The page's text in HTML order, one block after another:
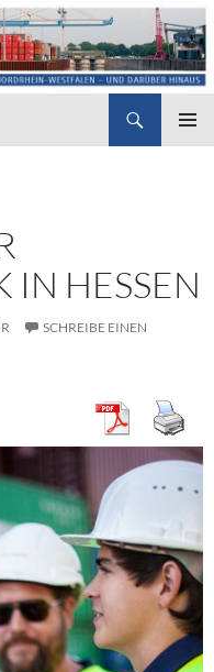
IN HESSEN
SCHREIBE EINEN